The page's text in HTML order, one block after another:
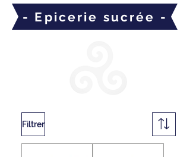
- Epicerie sucrée -
Filtrer